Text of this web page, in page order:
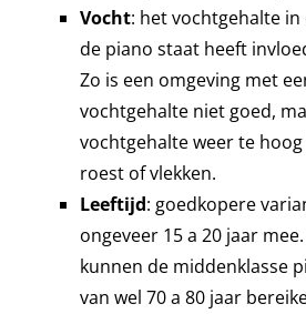
Vocht: het vochtgehalte in
de piano staat heeft
Zo is een omgeving met
vochtgehalte niet goed,
vochtgehalte weer te
roest of vlekken.
Leeftijd: goedkopere
ongeveer 15 a 20 jaar
kunnen de middenklasse
van wel 70 a 80 jaar